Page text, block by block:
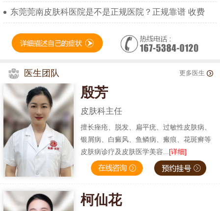
东莞莞南皮肤科医院是不是正规医院？正规靠谱 收费
医生团队 更多医生
殷芳
皮肤科主任
擅长痤疮、脱发、扁平疣、过敏性皮肤病、
银屑病、白癜风、鱼鳞病、瘢痕、花斑癣等
皮肤病诊疗及皮肤医学美容... [详细]
柯仙花